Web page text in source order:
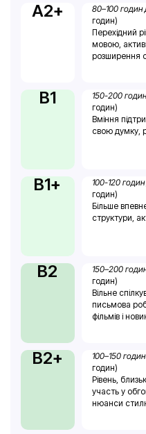
A2+ 80–100 годин
годин)
Перехідний
мовою,
розширення
B1 150-200
годин)
Вміння
свою думку,
B1+ 100-120
годин)
Більше
структури,
B2 150–200
годин)
Вільне
письмова
фільмів і
B2+ 100–150
годин)
Рівень,
участь у
нюанси